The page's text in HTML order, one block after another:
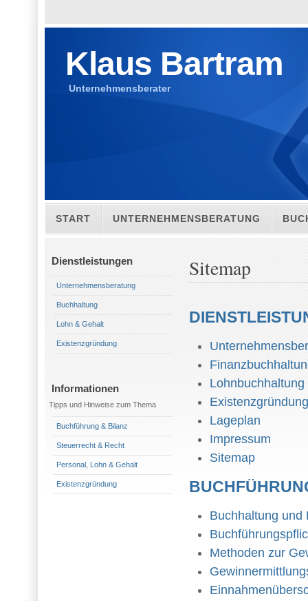
Klaus Bartram
Unternehmensberater
START UNTERNEHMENSBERATUNG
Dienstleistungen
Unternehmensberatung
Buchhaltung
Lohn & Gehalt
Existenzgründung
Informationen
Tipps und Hinweise zum Thema
Buchführung & Bilanz
Steuerrecht & Recht
Personal, Lohn & Gehalt
Existenzgründung
Sitemap
Lohnbuchhaltung
Lageplan
Impressum
Sitemap
Buchhaltung und
Methoden zur